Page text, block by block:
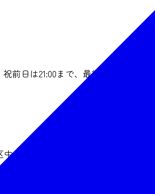
前日は21:00まで、最終日は19:00まで
央1-1-1）